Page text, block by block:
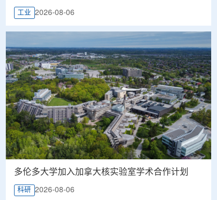
工业 2026-08-06
多伦多大学加入加拿大核实验室学术合作计划
科研 2026-08-06